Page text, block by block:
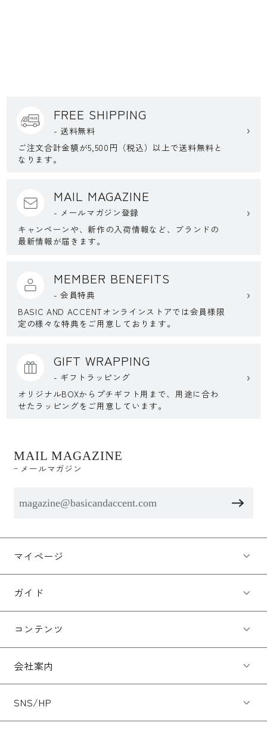
FREE SHIPPING
- 送料無料
ご注文合計金額が5,500円（税込）以上で送料無料と
なります。
MAIL MAGAZINE
- メールマガジン登録
キャンペーンや、新作の入荷情報など、ブランドの
最新情報が届きます。
MEMBER BENEFITS
- 会員特典
BASIC AND ACCENTオンラインストアでは会員様限
定の様々な特典をご用意しております。
GIFT WRAPPING
- ギフトラッピング
オリジナルBOXからプチギフト用まで、用途に合わ
せたラッピングをご用意しています。
MAIL MAGAZINE
メールマガジン
マイページ
ガイド
コンテンツ
会社案内
SNS/HP